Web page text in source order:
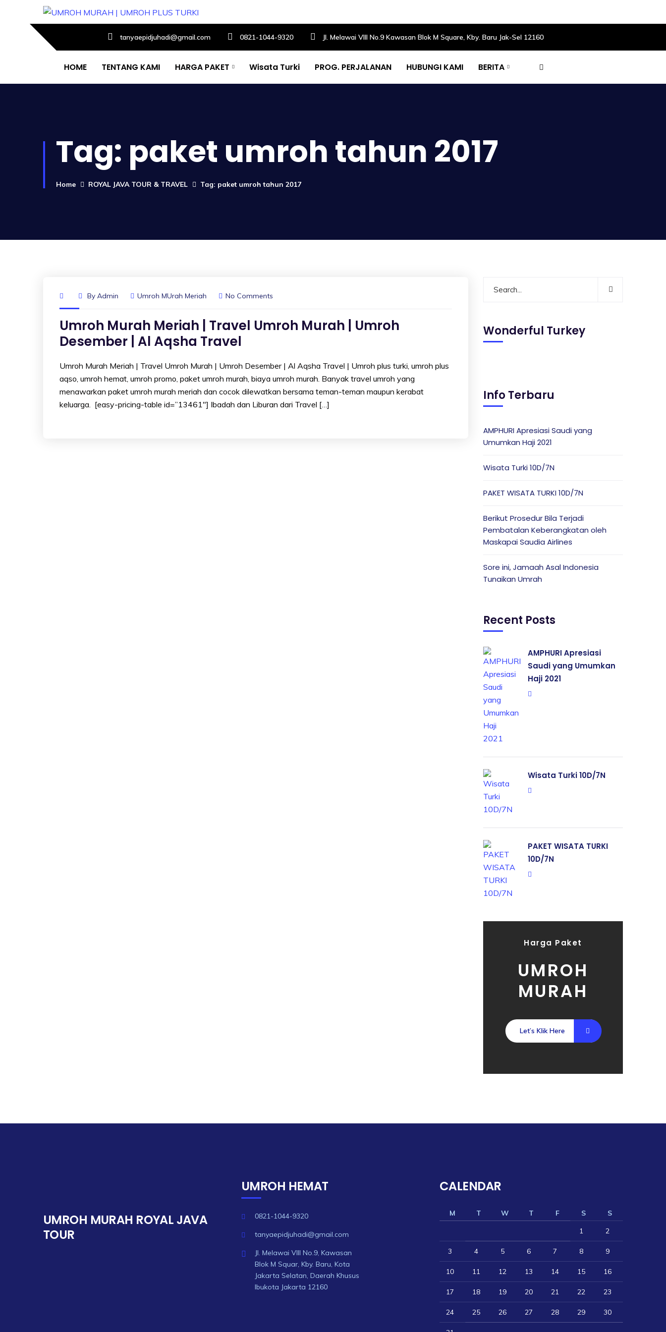
tanyaepidjuhadi@gmail.com 0821-1044-9320 Jl. Melawai VIII No.9 Kawasan Blok M Square, Kby. Baru Jak-Sel 12160
HOME TENTANG KAMI HARGA PAKET Wisata Turki PROG. PERJALANAN HUBUNGI KAMI BERITA
Tag: paket umroh tahun 2017
Home ROYAL JAVA TOUR & TRAVEL Tag: paket umroh tahun 2017
By Admin Umroh MUrah Meriah No Comments
Umroh Murah Meriah | Travel Umroh Murah | Umroh
Desember | Al Aqsha Travel
Umroh Murah Meriah | Travel Umroh Murah | Umroh Desember | Al Aqsha Travel | Umroh plus turki, umroh plus
aqso, umroh hemat, umroh promo, paket umroh murah, biaya umroh murah. Banyak travel umroh yang
menawarkan paket umroh murah meriah dan cocok dilewatkan bersama teman-teman maupun kerabat
keluarga. [easy-pricing-table id=”13461″] Ibadah dan Liburan dari Travel […]
Wonderful Turkey
Info Terbaru
AMPHURI Apresiasi Saudi yang
Umumkan Haji 2021
Wisata Turki 10D/7N
PAKET WISATA TURKI 10D/7N
Berikut Prosedur Bila Terjadi
Pembatalan Keberangkatan oleh
Maskapai Saudia Airlines
Sore ini, Jamaah Asal Indonesia
Tunaikan Umrah
Recent Posts
AMPHURI Apresiasi
Saudi yang Umumkan
Haji 2021
Wisata Turki 10D/7N
PAKET WISATA TURKI
10D/7N
Harga Paket
UMROH
MURAH
Let’s Klik Here
UMROH MURAH ROYAL JAVA
TOUR
UMROH HEMAT
0821-1044-9320
tanyaepidjuhadi@gmail.com
Jl. Melawai VIII No.9, Kawasan
Blok M Squar, Kby. Baru, Kota
Jakarta Selatan, Daerah Khusus
Ibukota Jakarta 12160
CALENDAR
M T W T F S
S
1
2
3 4 5 6 7 8 9
10 11 12 13 14 15 16
17 18 19 20 21 22 23
24 25 26 27 28 29 30